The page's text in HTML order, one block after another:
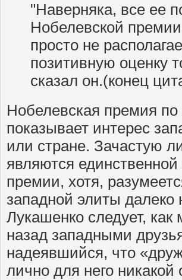
"Наверняка, все ее
Нобелевской
просто не
позитивную оценку
сказал он.(конец
Нобелевская премия
показывает интерес
или стране. Зачастую
являются
премии, хотя,
западной элиты далеко
Лукашенко следует,
назад западными
надеявшийся, что
лично для него